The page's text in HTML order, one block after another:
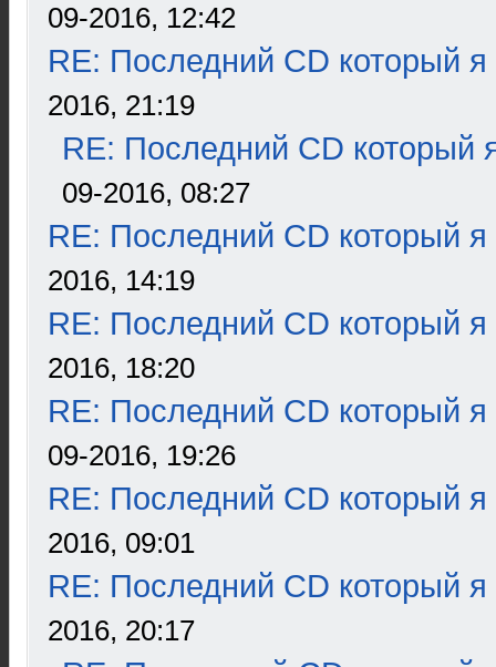
09-2016, 12:42
RE: Последний CD который я
2016, 21:19
RE: Последний CD который
09-2016, 08:27
RE: Последний CD который я
2016, 14:19
RE: Последний CD который я
2016, 18:20
RE: Последний CD который я
09-2016, 19:26
RE: Последний CD который я
2016, 09:01
RE: Последний CD который я
2016, 20:17